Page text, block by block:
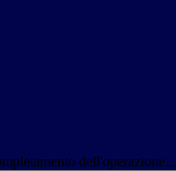
dell'operazione...